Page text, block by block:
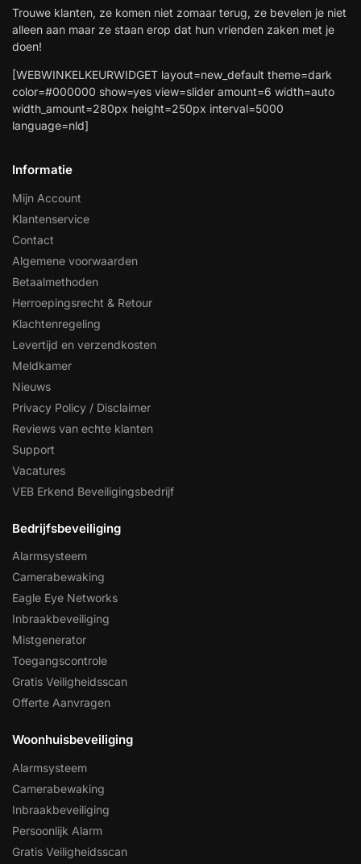
Trouwe klanten, ze komen niet zomaar terug, ze bevelen je niet
alleen aan maar ze staan erop dat hun vrienden zaken met je
doen!
[WEBWINKELKEURWIDGET layout=new_default theme=dark
color=#000000 show=yes view=slider amount=6 width=auto
width_amount=280px height=250px interval=5000
language=nld]
Informatie
Mijn Account
Klantenservice
Contact
Algemene voorwaarden
Betaalmethoden
Herroepingsrecht & Retour
Klachtenregeling
Levertijd en verzendkosten
Meldkamer
Nieuws
Privacy Policy / Disclaimer
Reviews van echte klanten
Support
Vacatures
VEB Erkend Beveiligingsbedrijf
Bedrijfsbeveiliging
Alarmsysteem
Camerabewaking
Eagle Eye Networks
Inbraakbeveiliging
Mistgenerator
Toegangscontrole
Gratis Veiligheidsscan
Offerte Aanvragen
Woonhuisbeveiliging
Alarmsysteem
Camerabewaking
Inbraakbeveiliging
Persoonlijk Alarm
Gratis Veiligheidsscan